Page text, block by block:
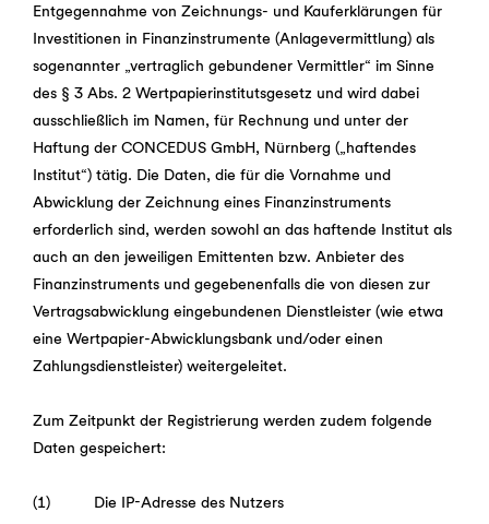
Entgegennahme von Zeichnungs- und Kauferklärungen für
Investitionen in Finanzinstrumente (Anlagevermittlung) als
sogenannter „vertraglich gebundener Vermittler“ im Sinne
des § 3 Abs. 2 Wertpapierinstitutsgesetz und wird dabei
ausschließlich im Namen, für Rechnung und unter der
Haftung der CONCEDUS GmbH, Nürnberg („haftendes
Institut“) tätig. Die Daten, die für die Vornahme und
Abwicklung der Zeichnung eines Finanzinstruments
erforderlich sind, werden sowohl an das haftende Institut als
auch an den jeweiligen Emittenten bzw. Anbieter des
Finanzinstruments und gegebenenfalls die von diesen zur
Vertragsabwicklung eingebundenen Dienstleister (wie etwa
eine Wertpapier-Abwicklungsbank und/oder einen
Zahlungsdienstleister) weitergeleitet.
Zum Zeitpunkt der Registrierung werden zudem folgende
Daten gespeichert:
(1) Die IP-Adresse des Nutzers